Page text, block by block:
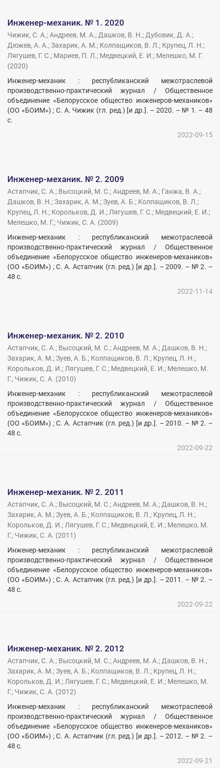
Инженер-механик. № 1. 2020
Чижик, С. А.;Андреев, М. А.; Дашков, В. Н.; Дубовик, Д. А.;
Дюжев, А. А.;Захарик, А. М.; Колпащиков, В. Л.; Крупец, Л. Н.;
Лягушев, Г. С.; Мариев, П. Л.; Медвецкий, Е. И.; Мелешко, М. Г.
(2020)
Инженер-механик : республиканский межотраслевой
производственно-практический журнал / Общественное
объединение «Белорусское общество инженеров-механиков»
(ОО «БОИМ») ; С. А. Чижик (гл. ред.) [и др.]. – 2020. – № 1. – 48
с.
2022-09-15
Инженер-механик. № 2. 2009
Астапчик, С. А.; Высоцкий, М. С.;Андреев, М. А.; Ганжа, В. А.;
Дашков, В. Н.;Захарик, А. М.;Зуев, А. Б.; Колпащиков, В. Л.;
Крупец, Л. Н.; Корольков, Д. И.; Лягушев, Г. С.; Медвецкий, Е. И.;
Мелешко, М. Г.; Чижик, С. А. (2009)
Инженер-механик : республиканский межотраслевой
производственно-практический журнал / Общественное
объединение «Белорусское общество инженеров-механиков»
(ОО «БОИМ») ; С. А. Астапчик (гл. ред.) [и др.]. – 2009. – № 2. –
48 с.
2022-11-14
Инженер-механик. № 2. 2010
Астапчик, С. А.; Высоцкий, М. С.;Андреев, М. А.; Дашков, В. Н.;
Захарик, А. М.;Зуев, А. Б.; Колпащиков, В. Л.; Крупец, Л. Н.;
Корольков, Д. И.; Лягушев, Г. С.; Медвецкий, Е. И.; Мелешко, М.
Г.; Чижик, С. А. (2010)
Инженер-механик : республиканский межотраслевой
производственно-практический журнал / Общественное
объединение «Белорусское общество инженеров-механиков»
(ОО «БОИМ») ; С. А. Астапчик (гл. ред.) [и др.]. – 2010. – № 2. –
48 с.
2022-09-22
Инженер-механик. № 2. 2011
Астапчик, С. А.; Высоцкий, М. С.;Андреев, М. А.; Дашков, В. Н.;
Захарик, А. М.;Зуев, А. Б.; Колпащиков, В. Л.; Крупец, Л. Н.;
Корольков, Д. И.; Лягушев, Г. С.; Медвецкий, Е. И.; Мелешко, М.
Г.; Чижик, С. А. (2011)
Инженер-механик : республиканский межотраслевой
производственно-практический журнал / Общественное
объединение «Белорусское общество инженеров-механиков»
(ОО «БОИМ») ; С. А. Астапчик (гл. ред.) [и др.]. – 2011. – № 2. –
48 с.
2022-09-22
Инженер-механик. № 2. 2012
Астапчик, С. А.; Высоцкий, М. С.;Андреев, М. А.; Дашков, В. Н.;
Захарик, А. М.;Зуев, А. Б.; Колпащиков, В. Л.; Крупец, Л. Н.;
Корольков, Д. И.; Лягушев, Г. С.; Медвецкий, Е. И.; Мелешко, М.
Г.; Чижик, С. А. (2012)
Инженер-механик : республиканский межотраслевой
производственно-практический журнал / Общественное
объединение «Белорусское общество инженеров-механиков»
(ОО «БОИМ») ; С. А. Астапчик (гл. ред.) [и др.]. – 2012. – № 2. –
48 с.
2022-09-21